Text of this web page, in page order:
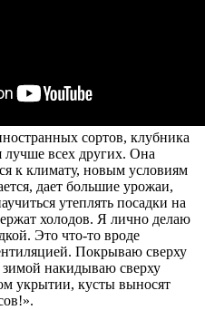
сортов, клубника
лучше всех других. Она
к климату, новым условиям
дает большие урожаи,
утеплять посадки на
холодов. Я лично делаю
Это что-то вроде
Покрываю сверху
накидываю сверху
укрытии, кусты выносят